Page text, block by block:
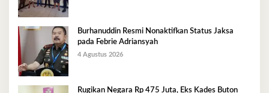
Burhanuddin Resmi Nonaktifkan Status Jaksa
pada Febrie Adriansyah
4 Agustus 2026
Rugikan Negara Rp 475 Juta, Eks Kades Buton